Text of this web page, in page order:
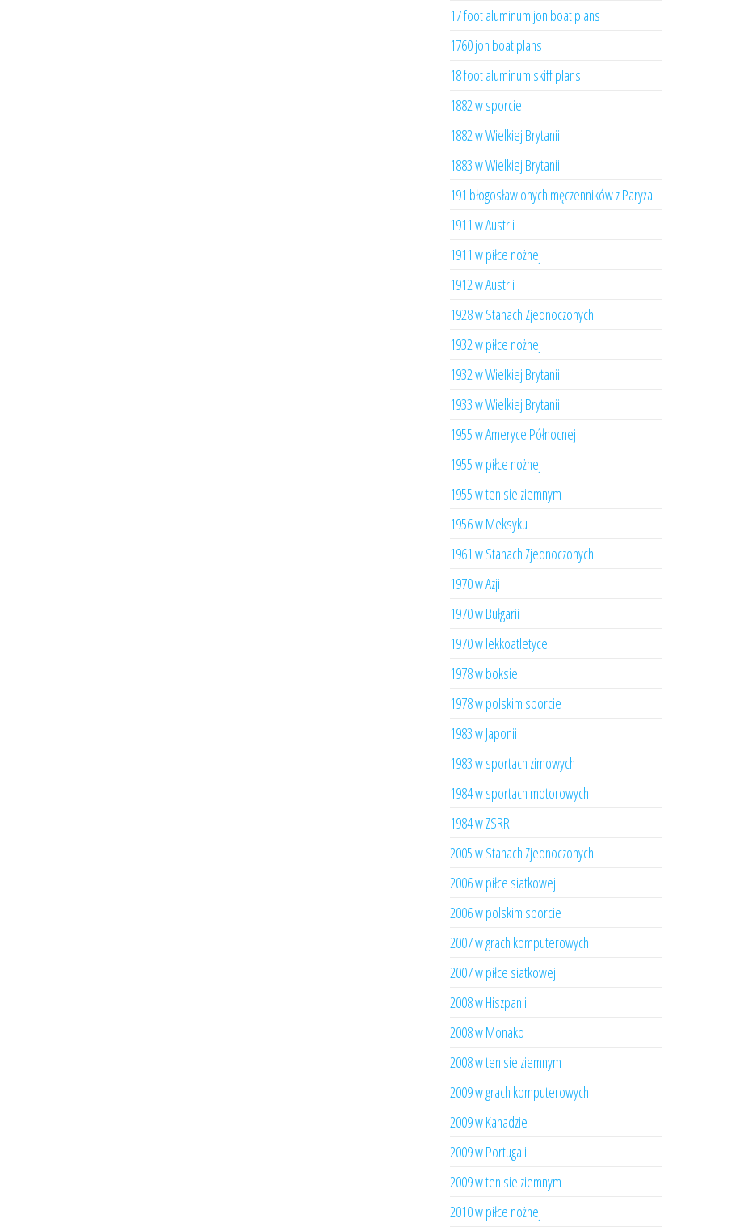
17 foot aluminum jon boat plans
1760 jon boat plans
18 foot aluminum skiff plans
1882 w sporcie
1882 w Wielkiej Brytanii
1883 w Wielkiej Brytanii
191 błogosławionych męczenników z Paryża
1911 w Austrii
1911 w piłce nożnej
1912 w Austrii
1928 w Stanach Zjednoczonych
1932 w piłce nożnej
1932 w Wielkiej Brytanii
1933 w Wielkiej Brytanii
1955 w Ameryce Północnej
1955 w piłce nożnej
1955 w tenisie ziemnym
1956 w Meksyku
1961 w Stanach Zjednoczonych
1970 w Azji
1970 w Bułgarii
1970 w lekkoatletyce
1978 w boksie
1978 w polskim sporcie
1983 w Japonii
1983 w sportach zimowych
1984 w sportach motorowych
1984 w ZSRR
2005 w Stanach Zjednoczonych
2006 w piłce siatkowej
2006 w polskim sporcie
2007 w grach komputerowych
2007 w piłce siatkowej
2008 w Hiszpanii
2008 w Monako
2008 w tenisie ziemnym
2009 w grach komputerowych
2009 w Kanadzie
2009 w Portugalii
2009 w tenisie ziemnym
2010 w piłce nożnej